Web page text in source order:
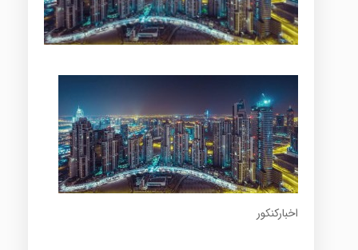
اخبارکنکور